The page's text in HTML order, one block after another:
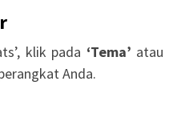
klik pada ‘Tema’ atau
Anda.